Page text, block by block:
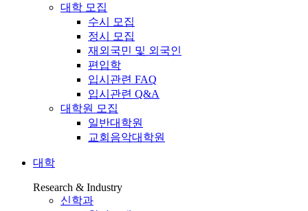
대학 모집
수시 모집
정시 모집
재외국민 및 외국인
편입학
입시관련 FAQ
입시관련 Q&A
대학원 모집
일반대학원
교회음악대학원
대학
Research & Industry
신학과